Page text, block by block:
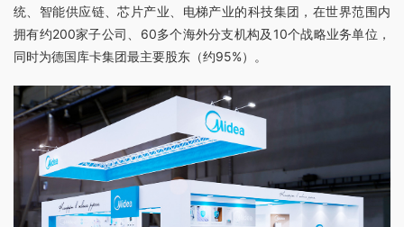
统、智能供应链、芯片产业、电梯产业的科技集团，在世界范围内
拥有约200家子公司、60多个海外分支机构及10个战略业务单位，
同时为德国库卡集团最主要股东（约95%）。